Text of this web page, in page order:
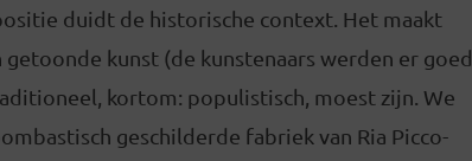
duidt de historische context. Het maakt
kunst (de kunstenaars werden er goed
kortom: populistisch, moest zijn. We
geschilderde fabriek van Ria Picco-